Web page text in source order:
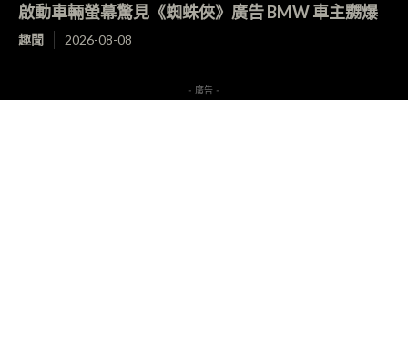
啟動車輛螢幕驚見《蜘蛛俠》廣告 BMW 車主嬲爆
趣聞 2026-08-08
- 廣告 -